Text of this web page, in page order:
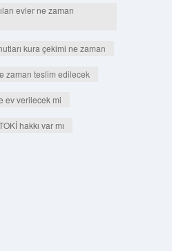
evler ne zaman
kura çekimi ne zaman
zaman teslim edilecek
ev verilecek mi
hakkı var mı